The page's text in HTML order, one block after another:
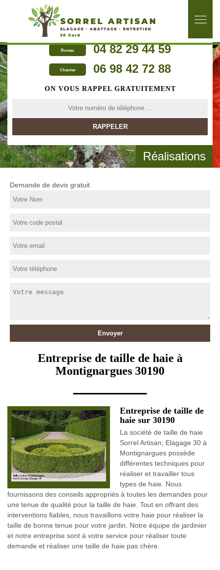
Bureau 04 82 29 44 59
Chantier 06 98 42 72 88
ON VOUS RAPPEL GRATUITEMENT
Réalisations
Demande de devis gratuit
Entreprise de taille de haie à
Montignargues 30190
Entreprise de taille de
haie sur 30190
La société de taille de haie
Sorrel Artisan; Elagage 30 à
Montignargues possède
différentes techniques pour
réaliser et travailler tous
types de haie. Nous
fournissons des conseils appropriés à toutes les demandes pour
une tenue de qualité pour la taille de haie. Tout en offrant des
interventions fiables, nous travaillons votre haie pour réaliser la
taille de bonne tenue pour votre jardin. Notre équipe de jardinier
et notre entreprise sont à votre service pour réaliser toute
demande et réaliser une taille de haie pas chère.